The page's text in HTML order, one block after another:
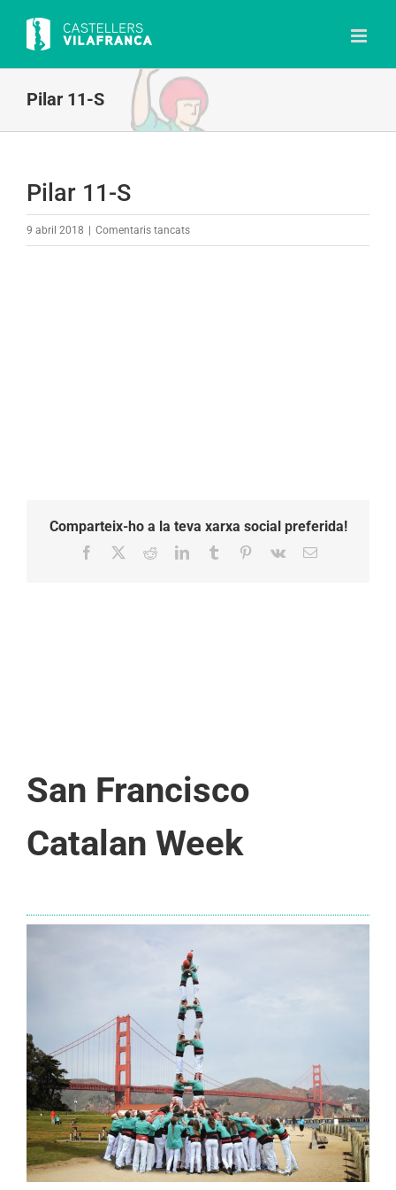
content
Pilar 11-S
Pilar 11-S
9 abril 2018 Comentaris tancatsa
Comparteix-ho a la teva xarxa social preferida!
Facebook RedditLinkedInTumblr Pinterest
Vk Email:
San Francisco
Catalan Week